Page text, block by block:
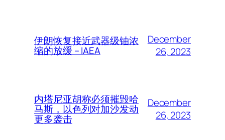
伊朗恢复接近武器级铀浓
缩的放缓 – IAEA
December
26, 2023
内塔尼亚胡称必须摧毁哈
马斯，以色列对加沙发动
更多袭击
December
26, 2023